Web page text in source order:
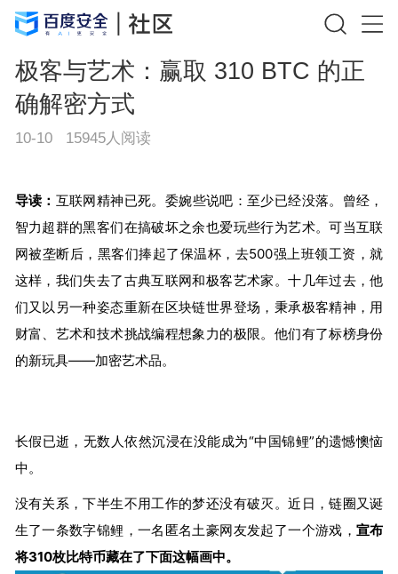
极客与艺术：赢取 310 BTC 的正
确解密方式
10-10 15945人阅读
导读： 互联网精神已死。委婉些说吧：至少已经没落。曾经，
智力超群的黑客们在搞破坏之余也爱玩些行为艺术。可当互联
网被垄断后，黑客们捧起了保温杯，去500强上班领工资，就
这样，我们失去了古典互联网和极客艺术家。十几年过去，他
们又以另一种姿态重新在区块链世界登场，秉承极客精神，用
财富、艺术和技术挑战编程想象力的极限。他们有了标榜身份
的新玩具——加密艺术品。
长假已逝，无数人依然沉浸在没能成为“中国锦鲤”的遗憾懊恼
中。
没有关系，下半生不用工作的梦还没有破灭。近日，链圈又诞
生了一条数字锦鲤，一名匿名土豪网友发起了一个游戏，宣布
将310枚比特币藏在了下面这幅画中。